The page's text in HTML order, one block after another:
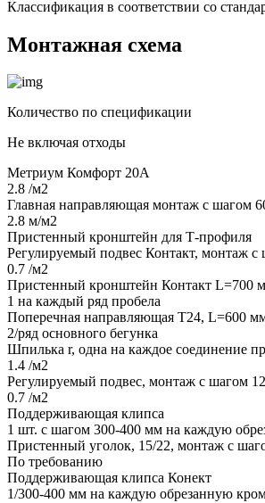
Классификация в соответствии со
Монтажная схема
Количество по спецификации
Не включая отходы
Метриум Комфорт 20А
2.8 /м2
Главная направляющая монтаж с шагом
2.8 м/м2
Пристенный кронштейн для Т-профиля
Регулируемый подвес Контакт, монтаж
0.7 /м2
Пристенный кронштейн Контакт L=700
1 на каждый ряд пробела
Поперечная направляющая Т24, L=600
2/ряд основного бегунка
Шпилька r, одна на каждое соединение
1.4 /м2
Регулируемый подвес, монтаж с шагом
0.7 /м2
Поддерживающая клипса
1 шт. с шагом 300-400 мм на каждую
Пристенный уголок, 15/22, монтаж с
По требованию
Поддерживающая клипса Конект
1/300-400 мм на каждую обрезанную